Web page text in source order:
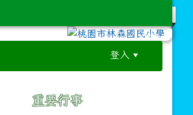
登入
重要行事